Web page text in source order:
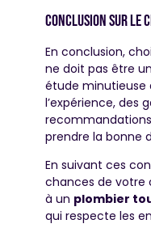
Conclusion sur le
En conclusion,
ne doit pas être
étude minutieuse
l’expérience, des
prendre la bonne
En suivant ces
chances de votre
à un plombier
qui respecte les